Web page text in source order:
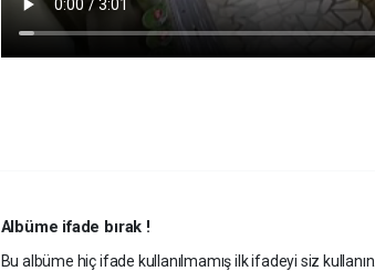
Albüme ifade bırak !
Bu albüme hiç ifade kullanılmamış ilk ifadeyi siz kullanın.